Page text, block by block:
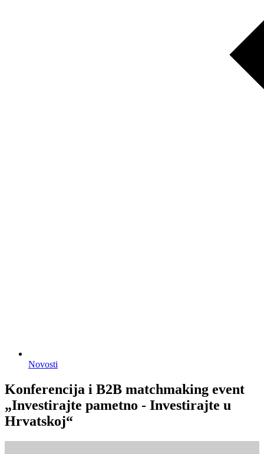
Novosti
Konferencija i B2B matchmaking event
„Investirajte pametno - Investirajte u
Hrvatskoj“